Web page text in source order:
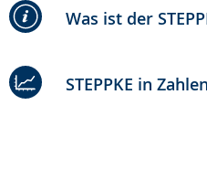
Was ist der
STEPPKE in Zahlen